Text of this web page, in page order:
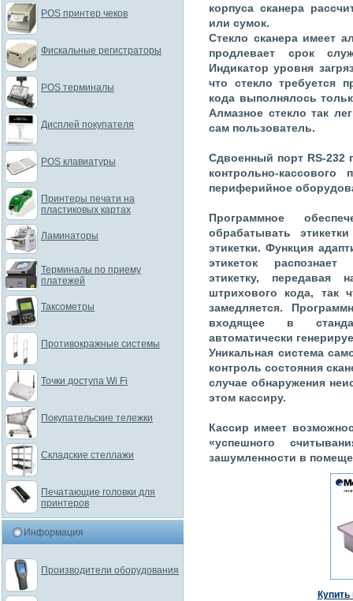
корпуса сканера
или сумок.
Стекло сканера имеет
продлевает срок
Индикатор уровня
что стекло требуется
кода выполнялось
Алмазное стекло так
сам пользователь.
Сдвоенный порт RS-232
контрольно-
периферийное
Программное
обрабатывать
этикетки. Функция
этикеток
этикетку, передавая
штрихового кода, так
замедляется.
входящее в
автоматически
Уникальная система
контроль состояния
случае обнаружения
этом кассиру.
Кассир имеет
«успешного
зашумленности в
POS принтер чеков
Фискальные регистраторы
POS терминалы
Дисплей покупателя
POS клавиатуры
Принтеры печати на
пластиковых картах
Ламинаторы
Терминалы по приему
платежей
Таксометры
Противокражные системы
Точки доступа Wi Fi
Покупательские тележки
Складские стеллажи
Печатающие головки для
принтеров
Информация
Производители оборудования